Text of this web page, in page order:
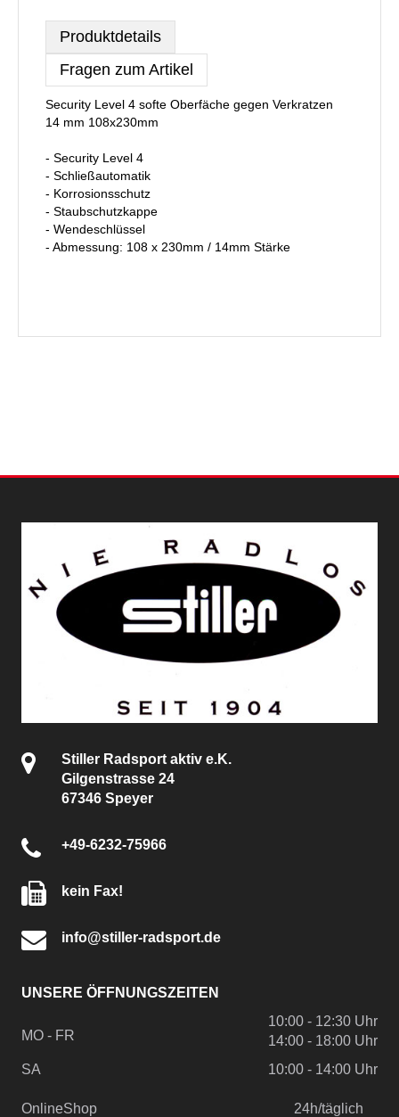
Produktdetails
Fragen zum Artikel
Security Level 4 softe Oberfäche gegen Verkratzen
14 mm 108x230mm
- Security Level 4
- Schließautomatik
- Korrosionsschutz
- Staubschutzkappe
- Wendeschlüssel
- Abmessung: 108 x 230mm / 14mm Stärke
Stiller Radsport aktiv e.K.
Gilgenstrasse 24
67346 Speyer
+49-6232-75966
kein Fax!
info@stiller-radsport.de
UNSERE ÖFFNUNGSZEITEN
MO - FR
10:00 - 12:30 Uhr
14:00 - 18:00 Uhr
SA
10:00 - 14:00 Uhr
OnlineShop 24h/täglich